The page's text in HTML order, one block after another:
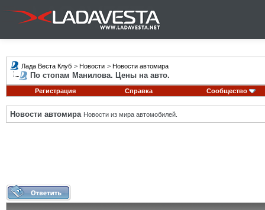
Лада Веста Клуб > Новости > Новости автомира
По стопам Манилова. Цены на авто.
Регистрация Справка Сообщество
Новости автомира Новости из мира автомобилей.